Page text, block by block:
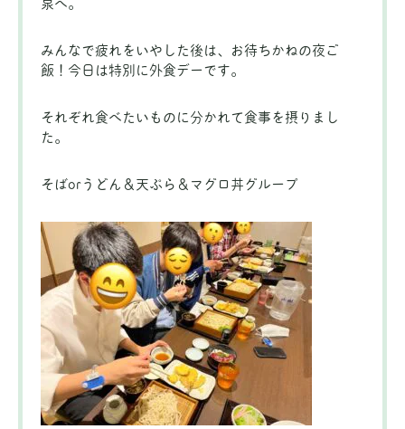
みんなで疲れをいやした後は、お待ちかねの夜ご
飯！今日は特別に外食デーです。
それぞれ食べたいものに分かれて食事を摂りまし
た。
そばorうどん＆天ぷら＆マグロ丼グループ